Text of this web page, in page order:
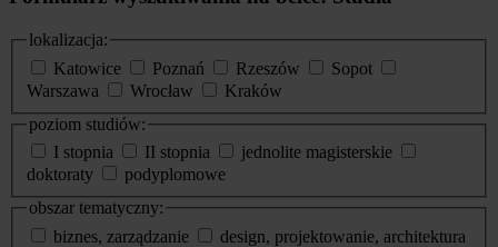
lokalizacja:
Katowice
Poznań Rzeszów
Sopot
Warszawa
Wrocław
Kraków
poziom studiów:
I stopnia
II stopnia
jednolite magisterskie
doktoraty
podyplomowe
obszar tematyczny:
biznes, zarządzanie
design, projektowanie, architektura